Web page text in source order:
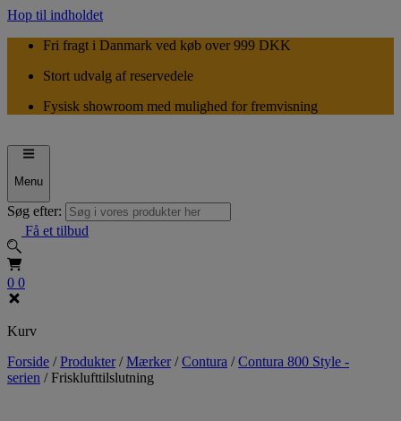
Hop til indholdet
Fri fragt i Danmark ved køb over 999 DKK
Stort udvalg af reservedele
Fysisk showroom med mulighed for fremvisning
Menu
Søg efter:
Få et tilbud
0 0
Kurv
Forside /Produkter /Mærker /Contura /Contura 800 Style -
serien /Frisklufttilslutning